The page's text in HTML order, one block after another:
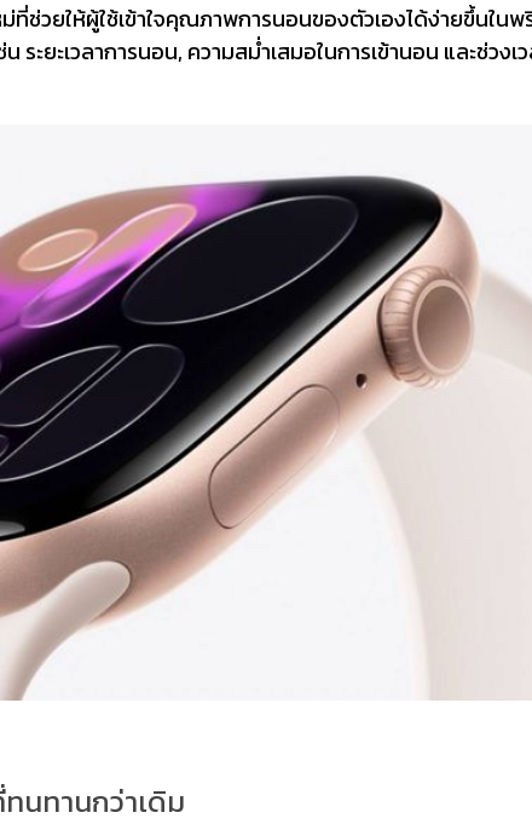
ที่ช่วยให้ผู้ใช้เข้าใจคุณภาพการนอนของตัวเองได้ง่ายขึ้นในพ
ะยะเวลาการนอน, ความสม่ำเสมอในการเข้านอน และช่วงเ
นทานกว่าเดิม